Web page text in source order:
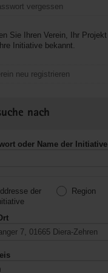
vergessen
Sie Ihren Verein, Ihr Projekt
Initiative bekannt.
neu registrieren
nach
oder Name der Initiative
der
Region